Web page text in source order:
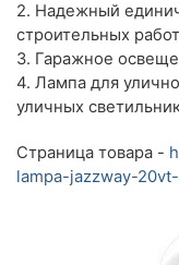
2. Надежный
строительных
3. Гаражное
4. Лампа для
уличных
Страница товара -
lampa-jazzway-